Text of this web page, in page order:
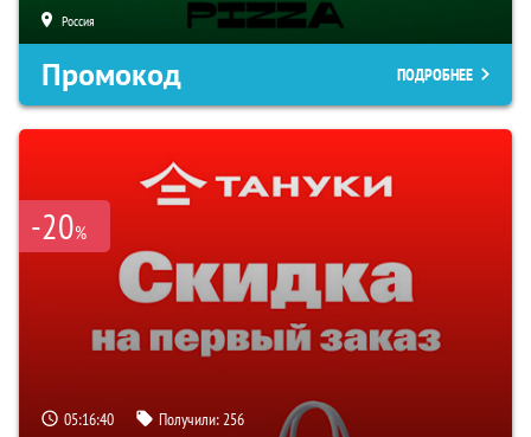
Россия
Промокод ПОДРОБНЕЕ
-20%
05:16:39 Получили:256